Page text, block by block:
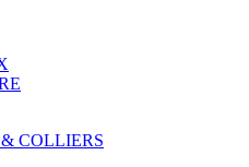
COLLIERS